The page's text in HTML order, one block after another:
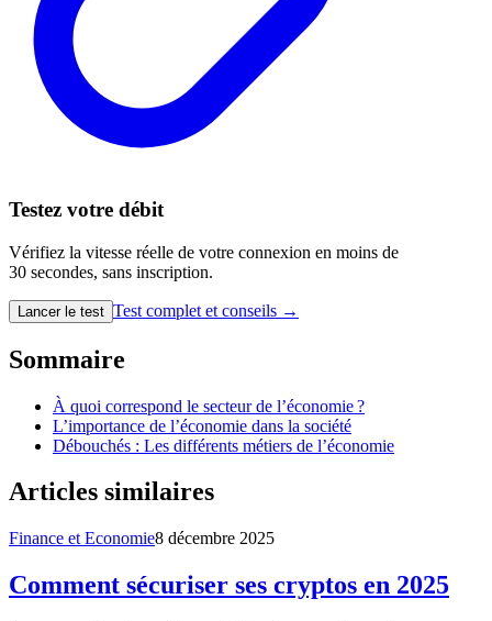
Testez votre débit
Vérifiez la vitesse réelle de votre connexion en moins de
30 secondes, sans inscription.
Lancer le test Test complet et conseils →
Sommaire
À quoi correspond le secteur de l’économie ?
L’importance de l’économie dans la société
Débouchés : Les différents métiers de l’économie
Articles similaires
Finance et Economie8 décembre 2025
Comment sécuriser ses cryptos en 2025